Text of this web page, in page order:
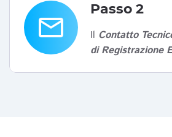
email
Passo 2
Il Contatto
di Registrazione